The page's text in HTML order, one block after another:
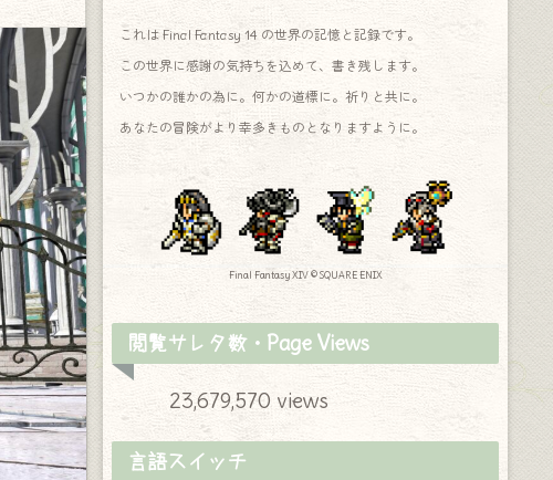
これは Final Fantasy 14 の世界の記憶と記録です。
この世界に感謝の気持ちを込めて、書き残します。
いつかの誰かの為に。何かの道標に。祈りと共に。
あなたの冒険がより幸多きものとなりますように。
Final Fantasy XIV © SQUARE ENIX
閲覧サレタ数・Page Views
23,679,570 views
言語スイッチ